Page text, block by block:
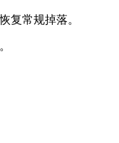
复常规掉落。